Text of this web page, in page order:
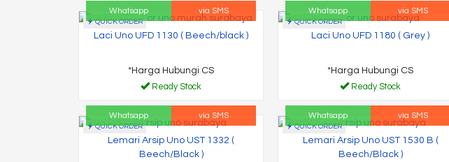
QUICK ORDER
Whatsapp via SMS
Laci Uno UFD 1130 ( Beech/black )
*Harga Hubungi CS
Ready Stock
QUICK ORDER
Whatsapp via SMS
Laci Uno UFD 1180 ( Grey )
*Harga Hubungi CS
Ready Stock
QUICK ORDER
Whatsapp via SMS
Lemari Arsip Uno UST 1332 (
Beech/Black )
QUICK ORDER
Whatsapp via SMS
Lemari Arsip Uno UST 1530 B (
Beech/Black )